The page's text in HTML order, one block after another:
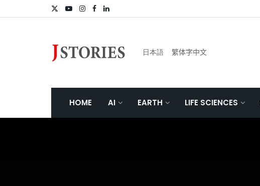
日本語 繁体字中文
HOME AI EARTH LIFE SCIENCES